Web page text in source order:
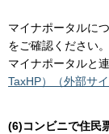
マイナポータルに
をご確認ください。
マイナポータルと
TaxHP）（外部サ
(6)コンビニで住民